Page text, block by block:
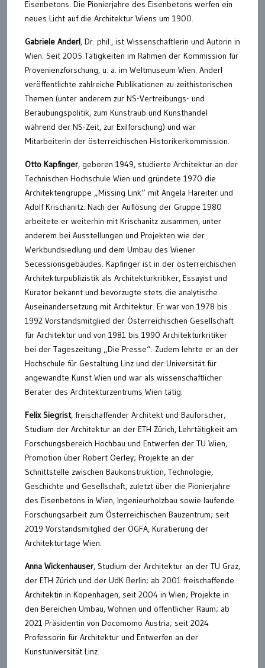
Eisenbetons. Die Pionierjahre des Eisenbetons werfen ein
neues Licht auf die Architektur Wiens um 1900.
Gabriele Anderl, Dr. phil., ist Wissenschaftlerin und Autorin in
Wien. Seit 2005 Tätigkeiten im Rahmen der Kommission für
Provenienzforschung, u. a. im Weltmuseum Wien. Anderl
veröffentlichte zahlreiche Publikationen zu zeithistorischen
Themen (unter anderem zur NS-Vertreibungs- und
Beraubungspolitik, zum Kunstraub und Kunsthandel
während der NS-Zeit, zur Exilforschung) und war
Mitarbeiterin der österreichischen Historikerkommission.
Otto Kapfinger, geboren 1949, studierte Architektur an der
Technischen Hochschule Wien und gründete 1970 die
Architektengruppe „Missing Link“ mit Angela Hareiter und
Adolf Krischanitz. Nach der Auflösung der Gruppe 1980
arbeitete er weiterhin mit Krischanitz zusammen, unter
anderem bei Ausstellungen und Projekten wie der
Werkbundsiedlung und dem Umbau des Wiener
Secessionsgebäudes. Kapfinger ist in der österreichischen
Architekturpublizistik als Architekturkritiker, Essayist und
Kurator bekannt und bevorzugte stets die analytische
Auseinandersetzung mit Architektur. Er war von 1978 bis
1992 Vorstandsmitglied der Österreichischen Gesellschaft
für Architektur und von 1981 bis 1990 Architekturkritiker
bei der Tageszeitung „Die Presse“. Zudem lehrte er an der
Hochschule für Gestaltung Linz und der Universität für
angewandte Kunst Wien und war als wissenschaftlicher
Berater des Architekturzentrums Wien tätig.
Felix Siegrist, freischaffender Architekt und Bauforscher;
Studium der Architektur an der ETH Zürich, Lehrtätigkeit am
Forschungsbereich Hochbau und Entwerfen der TU Wien,
Promotion über Robert Oerley; Projekte an der
Schnittstelle zwischen Baukonstruktion, Technologie,
Geschichte und Gesellschaft, zuletzt über die Pionierjahre
des Eisenbetons in Wien, Ingenieurholzbau sowie laufende
Forschungsarbeit zum Österreichischen Bauzentrum; seit
2019 Vorstandsmitglied der ÖGFA, Kuratierung der
Architekturtage Wien.
Anna Wickenhauser, Studium der Architektur an der TU Graz,
der ETH Zürich und der UdK Berlin; ab 2001 freischaffende
Architektin in Kopenhagen, seit 2004 in Wien; Projekte in
den Bereichen Umbau, Wohnen und öffentlicher Raum; ab
2021 Präsidentin von Docomomo Austria; seit 2024
Professorin für Architektur und Entwerfen an der
Kunstuniversität Linz.